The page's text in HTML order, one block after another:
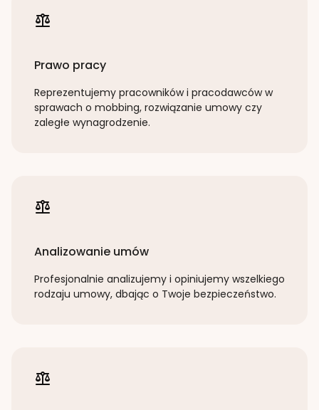
Prawo pracy
Reprezentujemy pracowników i pracodawców w
sprawach o mobbing, rozwiązanie umowy czy
zaległe wynagrodzenie.
Analizowanie umów
Profesjonalnie analizujemy i opiniujemy wszelkiego
rodzaju umowy, dbając o Twoje bezpieczeństwo.